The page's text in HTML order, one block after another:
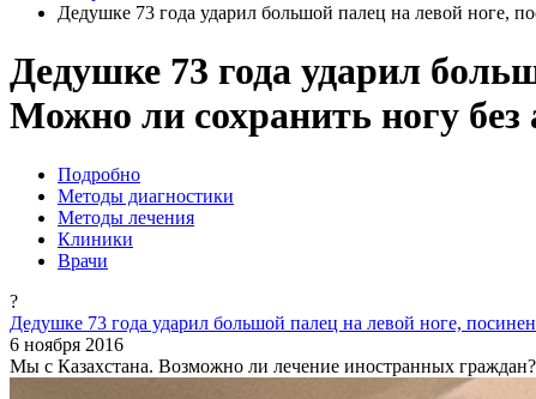
Дедушке 73 года ударил большой палец на левой ноге,
Дедушке 73 года ударил
Можно ли сохранить ногу
Подробно
Методы диагностики
Методы лечения
Клиники
Врачи
?
Дедушке 73 года ударил большой палец на левой ноге,
6 ноября 2016
Мы с Казахстана. Возможно ли лечение иностранных